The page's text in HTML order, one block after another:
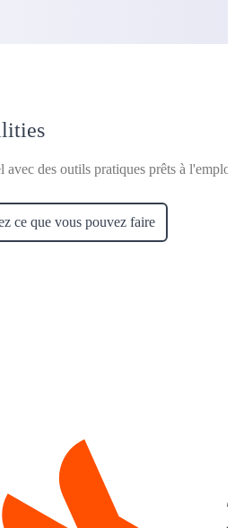
avec des outils pratiques prêts à
ce que vous pouvez faire